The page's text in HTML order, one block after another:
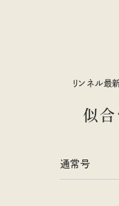
リンネル最
似合
通常号